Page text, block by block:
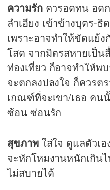
ความรัก ควรอดทน อด
ลำเอียง เข้าข้างบุตร-
เพราะอาจทำให้ขัดแย้
โสด จากมิตรสหายเป็น
ท่องเที่ยว ก็อาจทำให้พ
จะตกลงปลงใจ ก็ควรต
เกณฑ์ที่จะเขา/เธอ คน
ซ้อน ซ่อนรัก
สุขภาพ ใส่ใจ ดูแลตัวเ
จะหักโหมงานหนักเกินไ
ไม่สบายได้